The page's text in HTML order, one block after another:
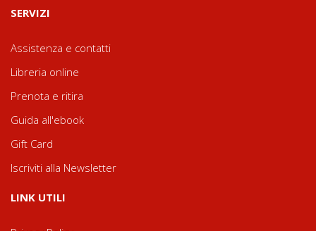
SERVIZI
Assistenza e contatti
Libreria online
Prenota e ritira
Guida all'ebook
Gift Card
Iscriviti alla Newsletter
LINK UTILI